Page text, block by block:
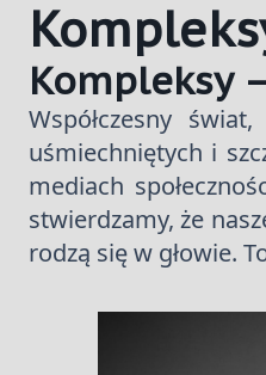
Kompleksy
Współczesny
uśmiechniętych i
mediach
stwierdzamy, że
rodzą się w głowie.